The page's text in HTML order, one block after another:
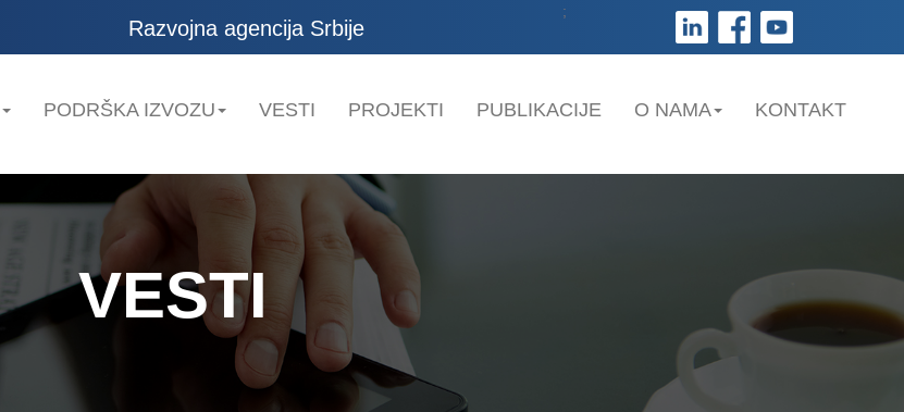
Razvojna agencija Srbije
;
PODRŠKA IZVOZU VESTI PROJEKTI PUBLIKACIJE O NAMA KONTAKT
VESTI